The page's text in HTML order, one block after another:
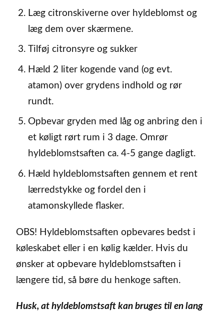
Læg citronskiverne over hyldeblomst og
læg dem over skærmene.
Tilføj citronsyre og sukker
Hæld 2 liter kogende vand (og evt.
atamon) over grydens indhold og rør
rundt.
Opbevar gryden med låg og anbring den i
et køligt rørt rum i 3 dage. Omrør
hyldeblomstsaften ca. 4-5 gange dagligt.
Hæld hyldeblomstsaften gennem et rent
lærredstykke og fordel den i
atamonskyllede flasker.
OBS! Hyldeblomstsaften opbevares bedst i
køleskabet eller i en kølig kælder. Hvis du
ønsker at opbevare hyldeblomstsaften i
længere tid, så børe du henkoge saften.
Husk, at hyldeblomstsaft kan bruges til en lang